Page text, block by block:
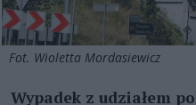
Fot. Wioletta Mordasiewicz
Wypadek z udziałem